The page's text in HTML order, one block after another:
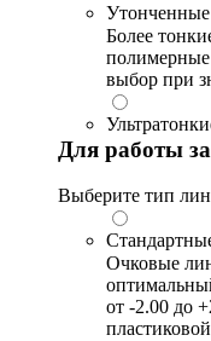
Утонченные
Более
выбор при
Для работы
Выберите тип
Очковые
от -2.00 до